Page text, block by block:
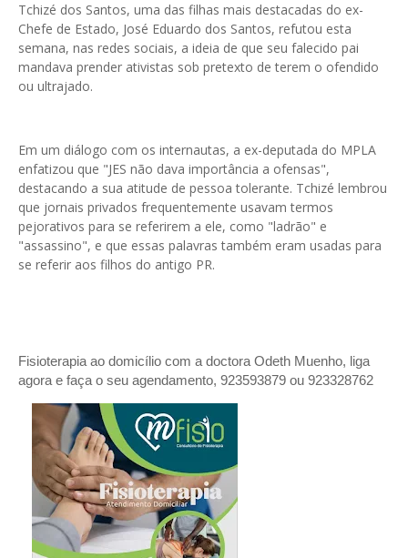
Tchizé dos Santos, uma das filhas mais destacadas do ex-
Chefe de Estado, José Eduardo dos Santos, refutou esta
semana, nas redes sociais, a ideia de que seu falecido pai
mandava prender ativistas sob pretexto de terem o ofendido
ou ultrajado.
Em um diálogo com os internautas, a ex-deputada do MPLA
enfatizou que "JES não dava importância a ofensas",
destacando a sua atitude de pessoa tolerante. Tchizé lembrou
que jornais privados frequentemente usavam termos
pejorativos para se referirem a ele, como "ladrão" e
"assassino", e que essas palavras também eram usadas para
se referir aos filhos do antigo PR.
Fisioterapia ao domicílio com a doctora Odeth Muenho, liga
agora e faça o seu agendamento, 923593879 ou 923328762